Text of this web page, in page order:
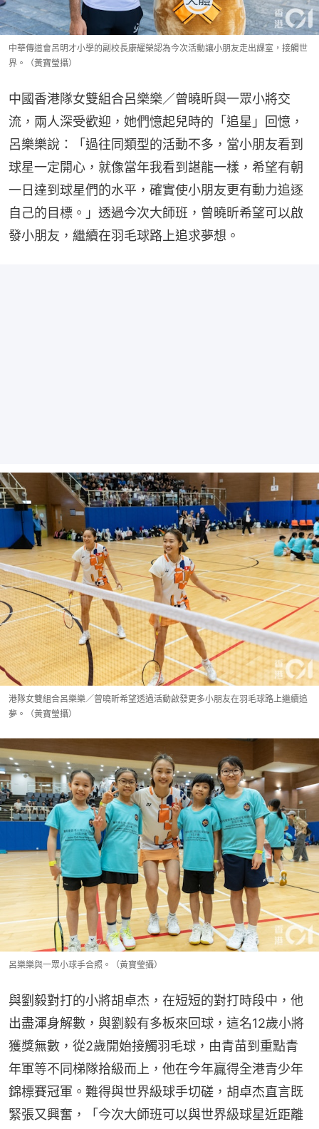
中華傳道會呂明才小學的副校長康耀榮認為今次活動讓小朋友走出課室，接觸世
界。（黃寶瑩攝）
中國香港隊女雙組合呂樂樂／曾曉昕與一眾小將交
流，兩人深受歡迎，她們憶起兒時的「追星」回憶，
呂樂樂說：「過往同類型的活動不多，當小朋友看到
球星一定開心，就像當年我看到諶龍一樣，希望有朝
一日達到球星們的水平，確實使小朋友更有動力追逐
自己的目標。」透過今次大師班，曾曉昕希望可以啟
發小朋友，繼續在羽毛球路上追求夢想。
港隊女雙組合呂樂樂／曾曉昕希望透過活動啟發更多小朋友在羽毛球路上繼續追
夢。（黃寶瑩攝）
呂樂樂與一眾小球手合照。（黃寶瑩攝）
與劉毅對打的小將胡卓杰，在短短的對打時段中，他
出盡渾身解數，與劉毅有多板來回球，這名12歲小將
獲獎無數，從2歲開始接觸羽毛球，由青苗到重點青
年軍等不同梯隊拾級而上，他在今年贏得全港青少年
錦標賽冠軍。難得與世界級球手切磋，胡卓杰直言既
緊張又興奮，「今次大師班可以與世界級球星近距離